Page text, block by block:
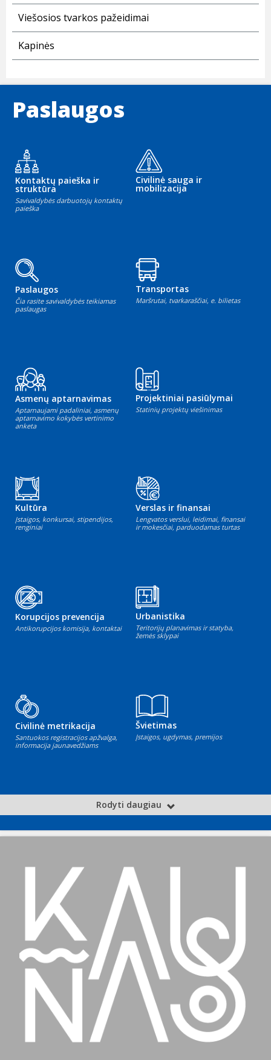
Viešosios tvarkos pažeidimai
Kapinės
Paslaugos
Kontaktų paieška ir
struktūra
Savivaldybės darbuotojų kontaktų
paieška
Civilinė sauga ir
mobilizacija
Paslaugos
Čia rasite savivaldybės teikiamas
paslaugas
Transportas
Maršrutai, tvarkaraščiai, e. bilietas
Asmenų aptarnavimas
Aptarnaujami padaliniai, asmenų
aptarnavimo kokybės vertinimo
anketa
Projektiniai pasiūlymai
Statinių projektų viešinimas
Kultūra
Įstaigos, konkursai, stipendijos,
renginiai
Verslas ir finansai
Lengvatos verslui, leidimai, finansai
ir mokesčiai, parduodamas turtas
Korupcijos prevencija
Antikorupcijos komisija, kontaktai
Urbanistika
Teritorijų planavimas ir statyba,
žemės sklypai
Civilinė metrikacija
Santuokos registracijos apžvalga,
informacija jaunavedžiams
Švietimas
Įstaigos, ugdymas, premijos
Rodyti daugiau